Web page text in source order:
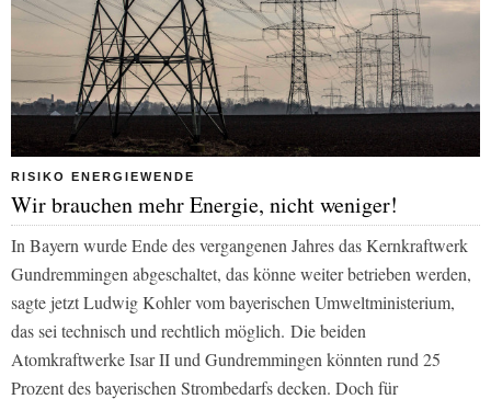
RISIKO ENERGIEWENDE
Wir brauchen mehr Energie, nicht weniger!
In Bayern wurde Ende des vergangenen Jahres das Kernkraftwerk
Gundremmingen abgeschaltet, das könne weiter betrieben werden,
sagte jetzt Ludwig Kohler vom bayerischen Umweltministerium,
das sei technisch und rechtlich möglich. Die beiden
Atomkraftwerke Isar II und Gundremmingen könnten rund 25
Prozent des bayerischen Strombedarfs decken. Doch für